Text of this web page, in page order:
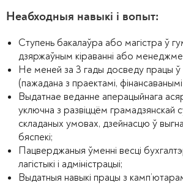
Неабходныя навыкі і вопыт:
Ступень бакалаўра або магістра ў
дзяржаўным кіраванні або
Не меней за 3 гады досведу працы ў
(пажадана з праектамі,
Выдатнае веданне аперацыйнага
уключна з развіццём грамадзянскай
складаных умовах, дзейнасцю ў
бяспекі;
Пацверджаныя ўменні весці
лагістыкі і адміністрацыі;
Выдатныя навыкі працы з